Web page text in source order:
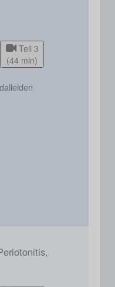
Teil 3
(44 min)